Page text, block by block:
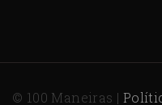
© 100 Maneiras |